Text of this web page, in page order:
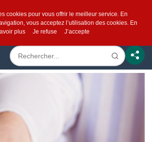
cookies pour vous offrir le meilleur service. En
vous acceptez l’utilisation des cookies. En
plus
Je refuse J’accepte